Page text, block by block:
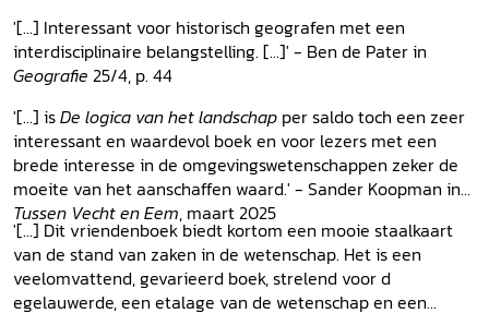
'[...] Interessant voor historisch geografen met een
interdisciplinaire belangstelling. [...]' - Ben de Pater in
Geografie 25/4, p. 44
'[...] isDe logica van het landschap per saldo toch een zeer
interessant en waardevol boek en voor lezers met een
brede interesse in de omgevingswetenschappen zeker de
moeite van het aanschaffen waard.' - Sander Koopman in
Tussen Vecht en Eem, maart 2025
'[...] Dit vriendenboek biedt kortom een mooie staalkaart
van de stand van zaken in de wetenschap. Het is een
veelomvattend, gevarieerd boek, strelend voor d
egelauwerde, een etalage van de wetenschap en een